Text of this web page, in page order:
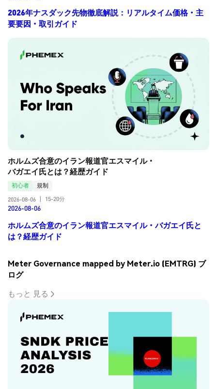
2026年ナスダック先物徹底解説：リアルタイム価格・主
要要因・取引ガイド
ホルムズ合意のイラン報道官エスマイル・
バガエイ氏とは？経歴ガイド
初心者
規制
2026-08-06
15-20分
2026-08-06
ホルムズ合意のイラン報道官エスマイル・バガエイ氏と
は？経歴ガイド
Meter Governance mapped by Meter.io (EMTRG) ブ
ログ
もっと 見る